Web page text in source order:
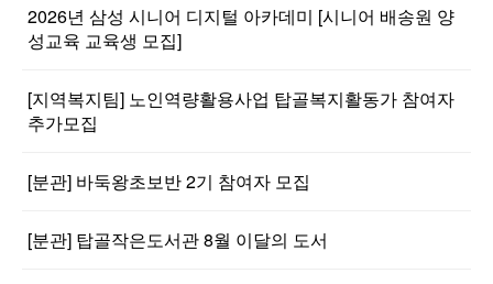
2026년 삼성 시니어 디지털 아카데미 [시니어 배송원 양
성교육 교육생 모집]
[지역복지팀] 노인역량활용사업 탑골복지활동가 참여자
추가모집
[분관] 바둑왕초보반 2기 참여자 모집
[분관] 탑골작은도서관 8월 이달의 도서